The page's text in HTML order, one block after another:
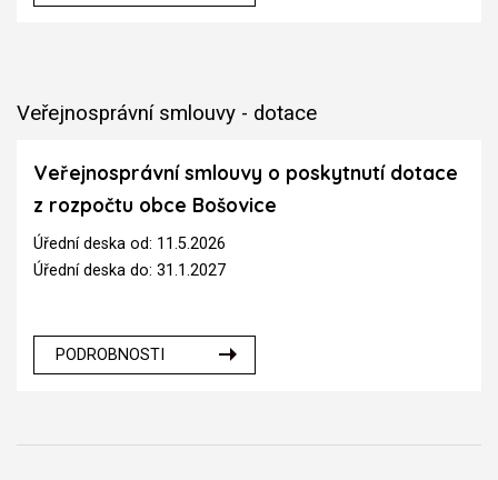
Veřejnosprávní smlouvy - dotace
Veřejnosprávní smlouvy o poskytnutí dotace
z rozpočtu obce Bošovice
Úřední deska od: 11.5.2026
Úřední deska do: 31.1.2027
PODROBNOSTI